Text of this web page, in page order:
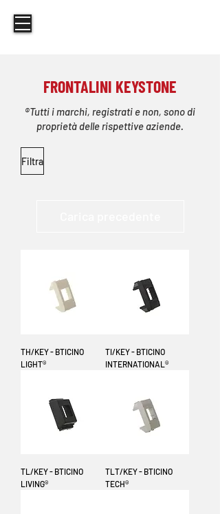
FRONTALINI KEYSTONE
®Tutti i marchi, registrati e non, sono di
proprietà delle rispettive aziende.
Filtra
TH/KEY - BTICINO
LIGHT®
TI/KEY - BTICINO
INTERNATIONAL®
TL/KEY - BTICINO
LIVING®
TLT/KEY - BTICINO
TECH®